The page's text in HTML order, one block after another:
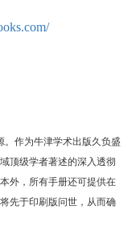
作为牛津学术出版久负盛
顶级学者著述的深入透彻
外，所有手册还可提供在
先于印刷版问世，从而确